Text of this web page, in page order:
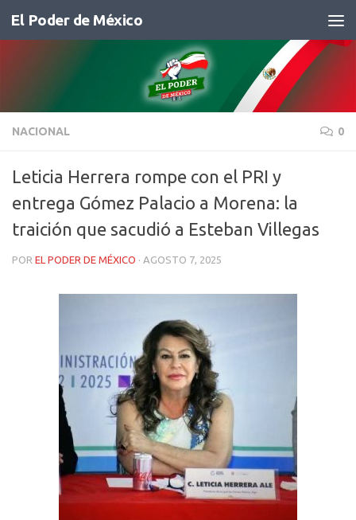
Saltar al contenido
El Poder de México
NACIONAL 0
Leticia Herrera rompe con el PRI y
entrega Gómez Palacio a Morena: la
traición que sacudió a Esteban Villegas
POR EL PODER DE MÉXICO · AGOSTO 7, 2025